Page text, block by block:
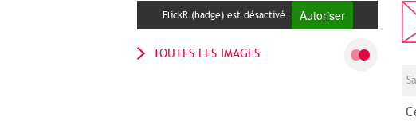
FlickR (badge) est désactivé. Autoriser
TOUTES LES IMAGES